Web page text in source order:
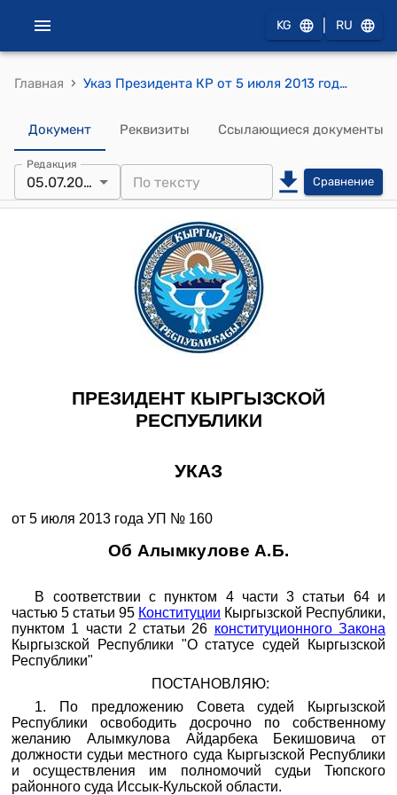
KG RU
Главная › Указ Президента КР от 5 июля 2013 года УП № 160 "Об Алымкулове А.Б."
Документ Реквизиты Ссылающиеся документы
Редакция
05.07.2013 Сравнение